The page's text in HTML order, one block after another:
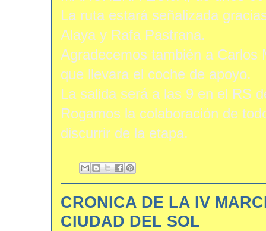
La ruta estará señalizada
Alaya y Rafa Pastrana.
Agradecemos también a Carlos
que llevara el coche de apoyo.
La salida será a las 9 en el RS
Rogamos la colaboración de
discurrir de la etapa.
CRONICA DE LA IV
CIUDAD DEL SOL